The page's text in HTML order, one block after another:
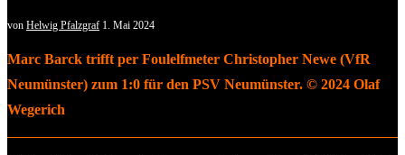
von Helwig Pfalzgraf 1. Mai 2024
Marc Barck trifft per Foulelfmeter Christopher Newe (VfR
Neumünster) zum 1:0 für den PSV Neumünster. © 2024 Olaf
Wegerich